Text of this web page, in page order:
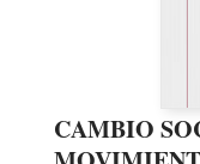
CAMBIO